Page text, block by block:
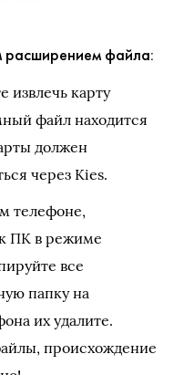
расширением файла:
извлечь карту
файл находится
должен
через Kies.
телефоне,
ПК в режиме
все
папку на
их удалите.
происхождение